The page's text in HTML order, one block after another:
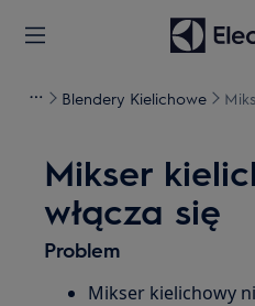
Blendery Kielichowe
Mikser
włącza się
Problem
Mikser kielichowy